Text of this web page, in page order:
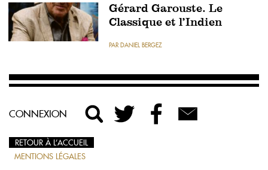
Gérard Garouste. Le
Classique et l’Indien
PAR DANIEL BERGEZ
CONNEXION
RETOUR À L’ACCUEIL
MENTIONS LÉGALES